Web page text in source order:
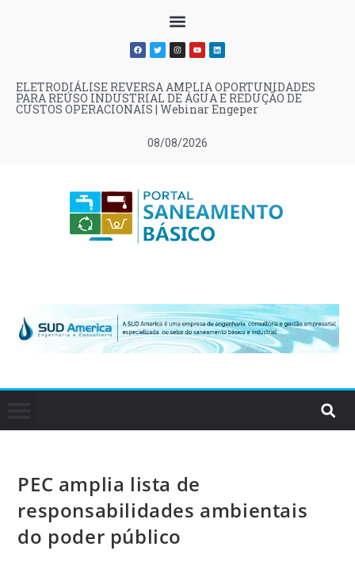
08/08/2026
ELETRODIÁLISE REVERSA AMPLIA OPORTUNIDADES
PARA REÚSO INDUSTRIAL DE ÁGUA E REDUÇÃO DE
CUSTOS OPERACIONAIS | Webinar Engeper
PEC amplia lista de
responsabilidades ambientais
do poder público